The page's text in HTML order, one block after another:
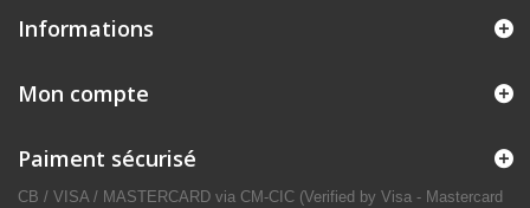
Informations
Mon compte
Paiment sécurisé
CB / VISA / MASTERCARD via CM-CIC (Verified by Visa - Mastercard